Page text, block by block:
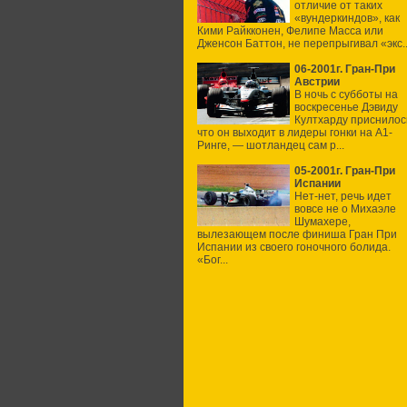
отличие от таких
«вундеркиндов», как
Кими Райкконен, Фелипе Масса или
Дженсон Баттон, не перепрыгивал
06-2001г. Гран-При
Австрии
В ночь с субботы на
воскресенье Дэвиду
Култхарду
что он выходит в лидеры гонки на А1-
Ринге, — шотландец сам р...
05-2001г. Гран-При
Испании
Нет-нет, речь идет
вовсе не о Михаэле
Шумахере,
вылезающем после финиша Гран При
Испании из своего гоночного болида.
«Бог...